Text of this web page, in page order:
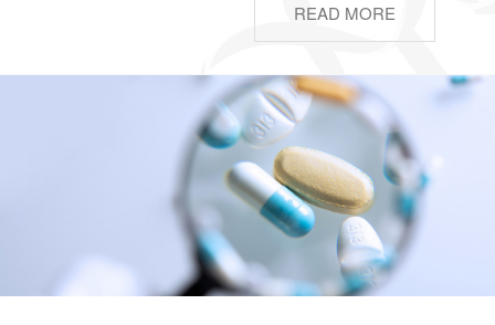
READ MORE